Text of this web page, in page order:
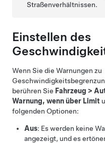
Straßenverhältnissen.
Einstellen des
Wenn Sie die Warnungen zu
berühren Sie Fahrzeug >
Warnung, wenn über Limit
folgenden Optionen:
Aus: Es werden keine
angezeigt, und es